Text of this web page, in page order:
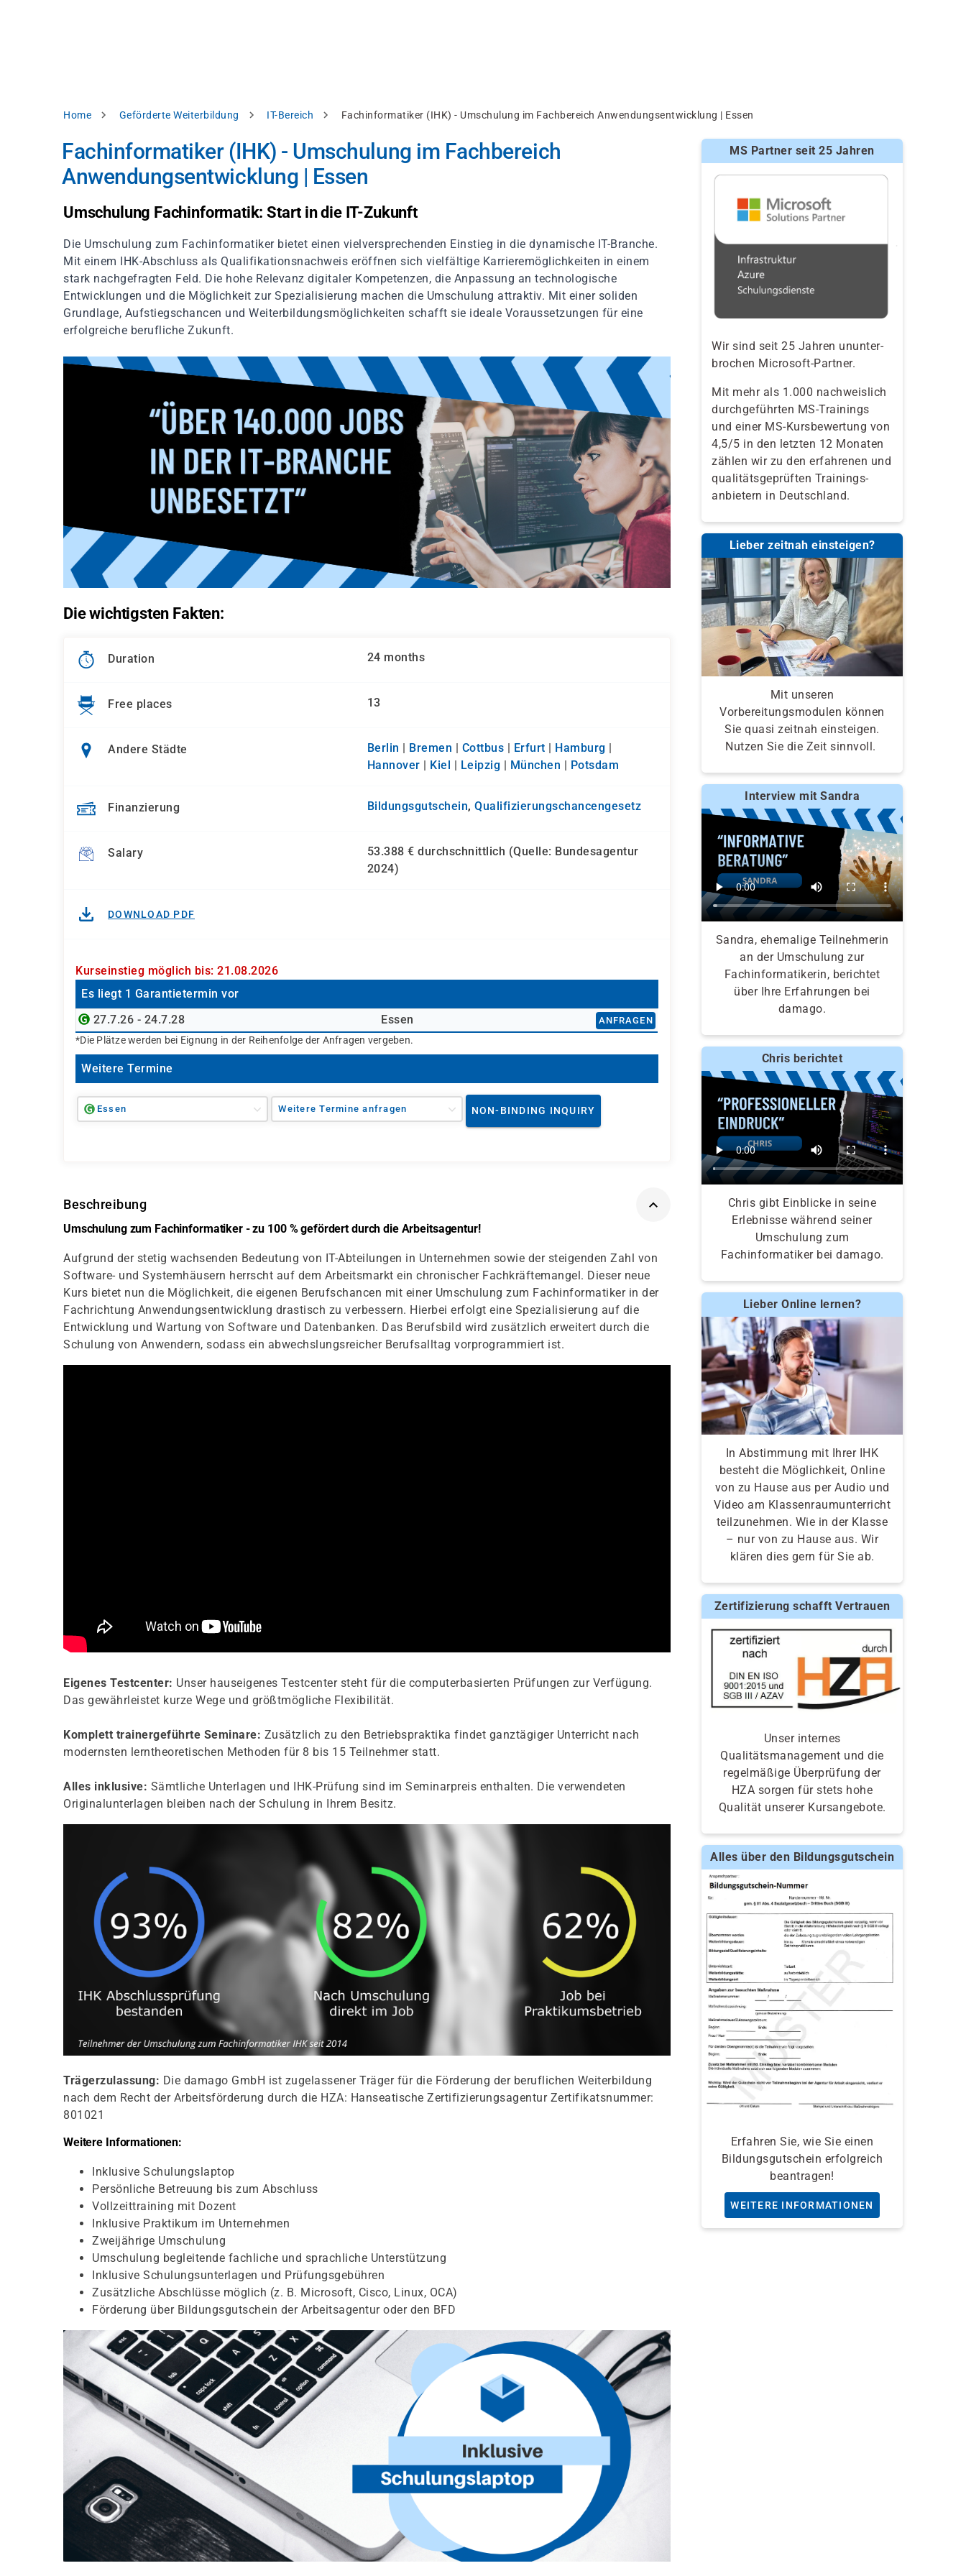
Breadcrumb
Home Geförderte Weiterbildung IT-Bereich Fachinformatiker (IHK) - Umschulung im Fachbereich Anwendungsentwicklung | Essen
Fachinformatiker (IHK) - Umschulung im Fachbereich
Anwendungsentwicklung | Essen
Umschulung Fachinformatik: Start in die IT-Zukunft
Die Umschulung zum Fachinformatiker bietet einen vielversprechenden Einstieg in die dynamische IT-Branche.
Mit einem IHK-Abschluss als Qualifikationsnachweis eröffnen sich vielfältige Karrieremöglichkeiten in einem
stark nachgefragten Feld. Die hohe Relevanz digitaler Kompetenzen, die Anpassung an technologische
Entwicklungen und die Möglichkeit zur Spezialisierung machen die Umschulung attraktiv. Mit einer soliden
Grundlage, Aufstiegschancen und Weiterbildungsmöglichkeiten schafft sie ideale Voraussetzungen für eine
erfolgreiche berufliche Zukunft.
Die wichtigsten Fakten:
Duration 24 months
Free places 13
Andere Städte Berlin | Bremen | Cottbus | Erfurt | Hamburg |
Hannover | Kiel | Leipzig | München | Potsdam
Finanzierung Bildungsgutschein, Qualifizierungs­chancen­gesetz
Salary
53.388 € durchschnittlich (Quelle: Bundesagentur
2024)
DOWNLOAD PDF
Kurseinstieg möglich bis: 21.08.2026
Es liegt 1 Garantietermin vor
27.7.26 - 24.7.28
Essen ANFRAGEN
*Die Plätze werden bei Eignung in der Reihenfolge der Anfragen vergeben.
Weitere Termine
Essen Weitere Termine anfragen NON-BINDING INQUIRY
Beschreibung
Umschulung zum Fachinformatiker - zu 100 % gefördert durch die Arbeitsagentur!
Aufgrund der stetig wachsenden Bedeutung von IT-Abteilungen in Unternehmen sowie der steigenden Zahl von
Software- und Systemhäusern herrscht auf dem Arbeitsmarkt ein chronischer Fachkräftemangel. Dieser neue
Kurs bietet nun die Möglichkeit, die eigenen Berufschancen mit einer Umschulung zum Fachinformatiker in der
Fachrichtung Anwendungsentwicklung drastisch zu verbessern. Hierbei erfolgt eine Spezialisierung auf die
Entwicklung und Wartung von Software und Datenbanken. Das Berufsbild wird zusätzlich erweitert durch die
Schulung von Anwendern, sodass ein abwechslungsreicher Berufsalltag vorprogrammiert ist.
Eigenes Testcenter: Unser hauseigenes Testcenter steht für die computerbasierten Prüfungen zur Verfügung.
Das gewährleistet kurze Wege und größtmögliche Flexibilität.
Komplett trainergeführte Seminare: Zusätzlich zu den Betriebspraktika findet ganztägiger Unterricht nach
modernsten lerntheoretischen Methoden für 8 bis 15 Teilnehmer statt.
Alles inklusive: Sämtliche Unterlagen und IHK-Prüfung sind im Seminarpreis enthalten. Die verwendeten
Originalunterlagen bleiben nach der Schulung in Ihrem Besitz.
Trägerzulassung: Die damago GmbH ist zugelassener Träger für die Förderung der beruflichen Weiterbildung
nach dem Recht der Arbeitsförderung durch die HZA: Hanseatische Zertifizierungsagentur Zertifikatsnummer:
801021
Weitere Informationen:
Inklusive Schulungslaptop
Persönliche Betreuung bis zum Abschluss
Vollzeittraining mit Dozent
Inklusive Praktikum im Unternehmen
Zweijährige Umschulung
Umschulung begleitende fachliche und sprachliche Unterstützung
Inklusive Schulungsunterlagen und Prüfungsgebühren
Zusätzliche Abschlüsse möglich (z. B. Microsoft, Cisco, Linux, OCA)
Förderung über Bildungsgutschein der Arbeitsagentur oder den BFD
MS Partner seit 25 Jahren
Wir sind seit 25 Jahren ununter-
brochen Microsoft-Partner.
Mit mehr als 1.000 nachweislich
durchgeführten MS-Trainings
und einer MS-Kursbewertung von
4,5/5 in den letzten 12 Monaten
zählen wir zu den erfahrenen und
qualitäts­geprüften Trainings­
anbietern in Deutschland.
Lieber zeitnah einsteigen?
Mit unseren
Vorbereitungsmodulen können
Sie quasi zeitnah einsteigen.
Nutzen Sie die Zeit sinnvoll.
Interview mit Sandra
Sandra, ehemalige Teilnehmerin
an der Umschulung zur
Fachinformatikerin, berichtet
über Ihre Erfahrungen bei
damago.
Chris berichtet
Chris gibt Einblicke in seine
Erlebnisse während seiner
Umschulung zum
Fachinformatiker bei damago.
Lieber Online lernen?
In Abstimmung mit Ihrer IHK
besteht die Möglichkeit, Online
von zu Hause aus per Audio und
Video am Klassenraumunterricht
teilzunehmen. Wie in der Klasse
– nur von zu Hause aus. Wir
klären dies gern für Sie ab.
Zertifizierung schafft Vertrauen
Unser internes
Qualitätsmanagement und die
regelmäßige Überprüfung der
HZA sorgen für stets hohe
Qualität unserer Kursangebote.
Alles über den Bildungsgutschein
Erfahren Sie, wie Sie einen
Bildungsgutschein erfolgreich
beantragen!
WEITERE INFORMATIONEN